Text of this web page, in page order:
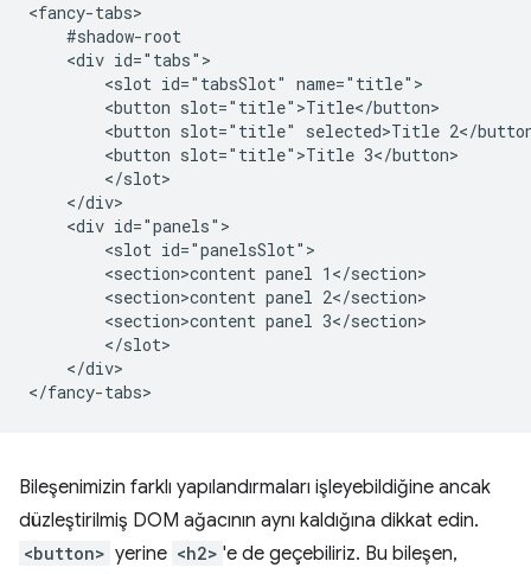
<fancy-tabs>
    #shadow-root
    <div id="tabs">
        <slot id="tabsSlot" name="title">
        <button slot="title">Title</button>
<button slot="title" selected>Title 2</
        <button slot="title">Title 3</button>
        </slot>
    </div>
    <div id="panels">
        <slot id="panelsSlot">
        <section>content panel 1</section>
        <section>content panel 2</section>
        <section>content panel 3</section>
        </slot>
    </div>
Bileşenimizin farklı yapılandırmaları işleyebildiğine ancak
düzleştirilmiş DOM ağacının aynı kaldığına dikkat edin.
<button> yerine <h2> 'e de geçebiliriz. Bu bileşen,